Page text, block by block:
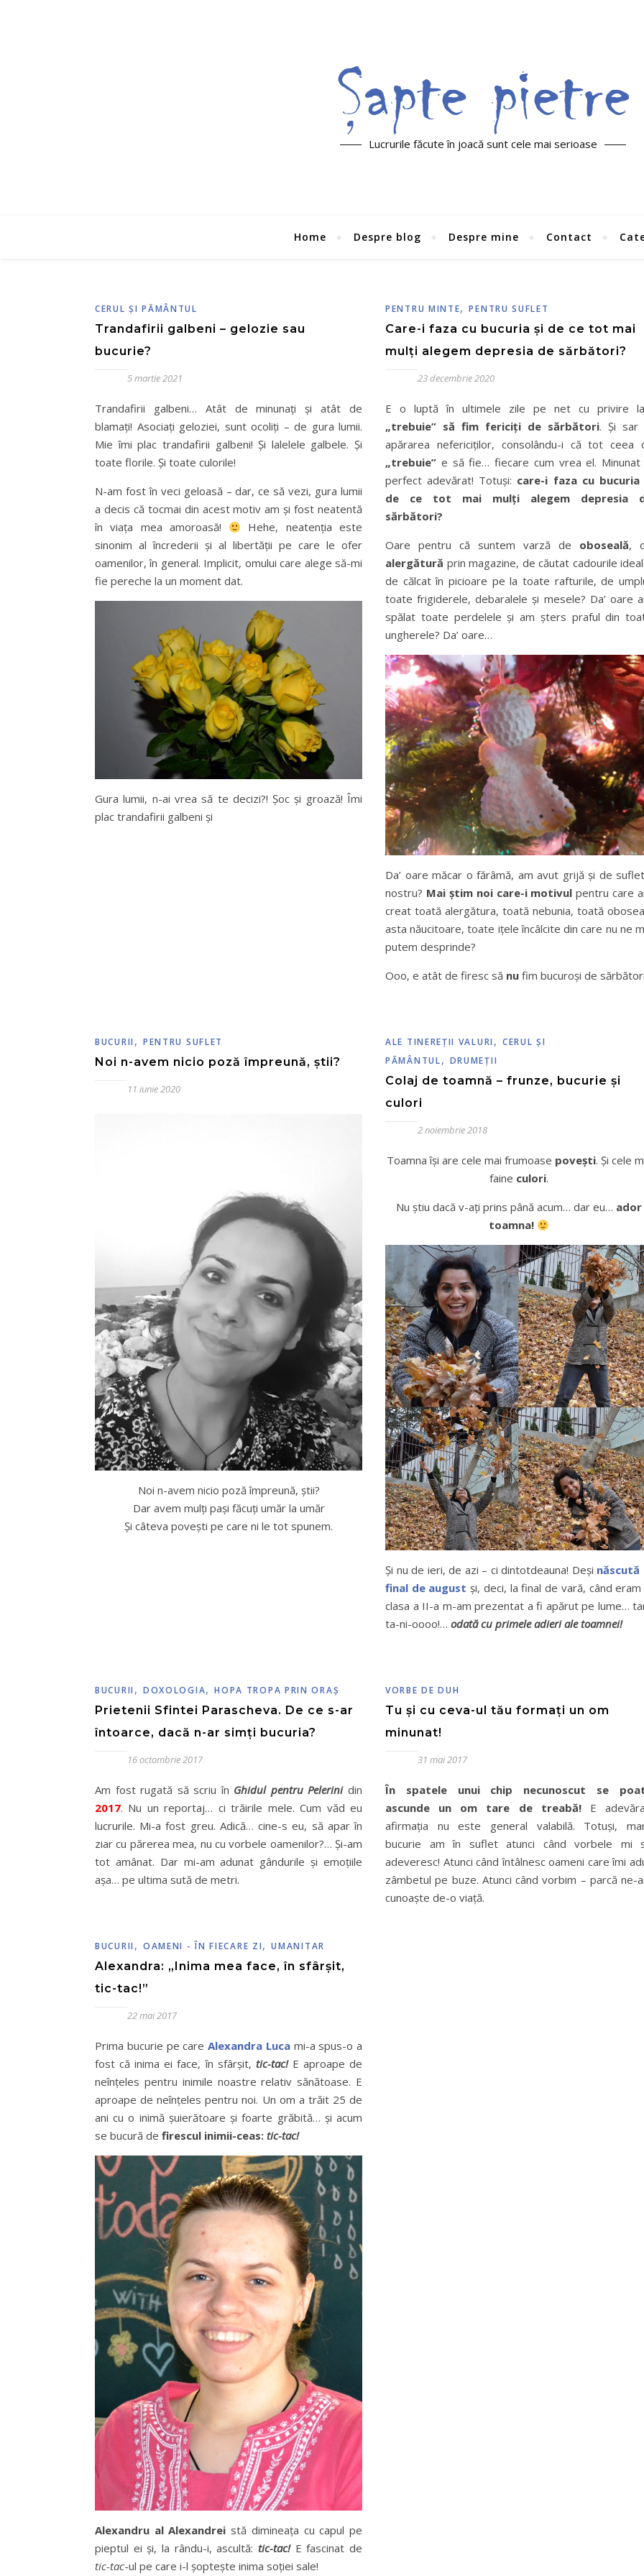
Lucrurile făcute în joacă sunt cele mai serioase
Home Despre blog Despre mine Contact
CERUL ŞI PĂMÂNTUL
Trandafirii galbeni – gelozie sau
bucurie?
5 martie 2021
Trandafirii galbeni… Atât de minunați și atât de
blamați! Asociați geloziei, sunt ocoliți – de gura lumii.
Mie îmi plac trandafirii galbeni! Și lalelele galbele. Și
toate florile. Și toate culorile!
N-am fost în veci geloasă – dar, ce să vezi, gura lumii
a decis că tocmai din acest motiv am și fost neatentă
în viața mea amoroasă!
Hehe, neatenția este
sinonim al încrederii și al libertății pe care le ofer
oamenilor, în general. Implicit, omului care alege să-mi
fie pereche la un moment dat.
Gura lumii, n-ai vrea să te decizi?! Șoc și groază! Îmi
plac trandafirii galbeni și
PENTRU MINTE,PENTRU SUFLET
Care-i faza cu bucuria și de ce tot mai
mulți alegem depresia de sărbători?
23 decembrie 2020
E o luptă în ultimele zile pe net cu privire
„trebuie” să fim fericiți de sărbători. Și sar
apărarea nefericiților, consolându-i că tot ceea
„trebuie” e să fie… fiecare cum vrea el. Minunat
perfect adevărat! Totuși: care-i faza cu bucuria
de ce tot mai mulți alegem depresia
sărbători?
Oare pentru că suntem varză de oboseală,
alergătură prin magazine, de căutat cadourile
de călcat în picioare pe la toate rafturile, de
toate frigiderele, debaralele și mesele? Da’ oare
spălat toate perdelele și am șters praful din
ungherele? Da’ oare…
Da’ oare măcar o fărâmă, am avut grijă și de
nostru? Mai știm noi care-i motivulpentru care
creat toată alergătura, toată nebunia, toată
asta năucitoare, toate ițele încâlcite din care nu ne
putem desprinde?
Ooo, e atât de firesc să nu fim bucuroși de
BUCURII , PENTRU SUFLET
Noi n-avem nicio poză împreună, știi?
11 iunie 2020
Noi n-avem nicio poză împreună, știi?
Dar avem mulți pași făcuți umăr la umăr
Și câteva povești pe care ni le tot spunem.
ALE TINEREŢII VALURI , CERUL ŞI
PĂMÂNTUL, DRUMEŢII
Colaj de toamnă – frunze, bucurie și
culori
2 noiembrie 2018
Toamna își are cele mai frumoase povești. Și cele
faine culori.
Nu știu dacă v-ați prins până acum… dar eu… ador
toamna!
Și nu de ieri, de azi – ci dintotdeauna! Deși născută
final de august și, deci, la final de vară, când eram
clasa a II-a m-am prezentat a fi apărut pe lume…
ta-ni-oooo!… odată cu primele adieri ale toamnei!
BUCURII , DOXOLOGIA,HOPA TROPA PRIN ORAŞ
Prietenii Sfintei Parascheva. De ce s-ar
întoarce, dacă n-ar simți bucuria?
16 octombrie 2017
Am fost rugată să scriu în Ghidul pentru Pelerinidin
2017. Nu un reportaj… ci trăirile mele. Cum văd eu
lucrurile. Mi-a fost greu. Adică… cine-s eu, să apar în
ziar cu părerea mea, nu cu vorbele oamenilor?… Și-am
tot amânat. Dar mi-am adunat gândurile și emoțiile
așa… pe ultima sută de metri.
VORBE DE DUH
Tu și cu ceva-ul tău formați un om
minunat!
31 mai 2017
În spatele unui chip necunoscut se
ascunde un om tare de treabă!E
afirmaţia nu este general valabilă. Totuşi,
bucurie am în suflet atunci când vorbele mi
adeveresc! Atunci când întâlnesc oameni care îmi
zâmbetul pe buze. Atunci când vorbim – parcă ne-
cunoaşte de-o viaţă.
BUCURII , OAMENI - ÎN FIECARE ZI,UMANITAR
Alexandra: „Inima mea face, în sfârșit,
tic-tac!”
22 mai 2017
Prima bucurie pe care Alexandra Lucami-a spus-o a
fost că inima ei face, în sfârșit, tic-tac!E aproape de
neînțeles pentru inimile noastre relativ sănătoase. E
aproape de neînțeles pentru noi. Un om a trăit 25 de
ani cu o inimă șuierătoare și foarte grăbită… și acum
se bucură de firescul inimii-ceas: tic-tac!
Alexandru al Alexandrei stă dimineața cu capul pe
pieptul ei și, la rându-i, ascultă: tic-tac!E fascinat de
tic-tac-ul pe care i-l șoptește inima soției sale!